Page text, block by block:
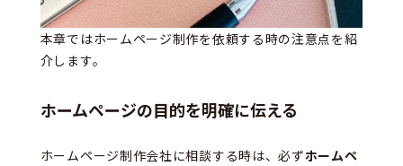
本章ではホームページ制作を依頼する時の注意点を紹
介します。
ホームページの目的を明確に伝える
ホームページ制作会社に相談する時は、必ずホームペ